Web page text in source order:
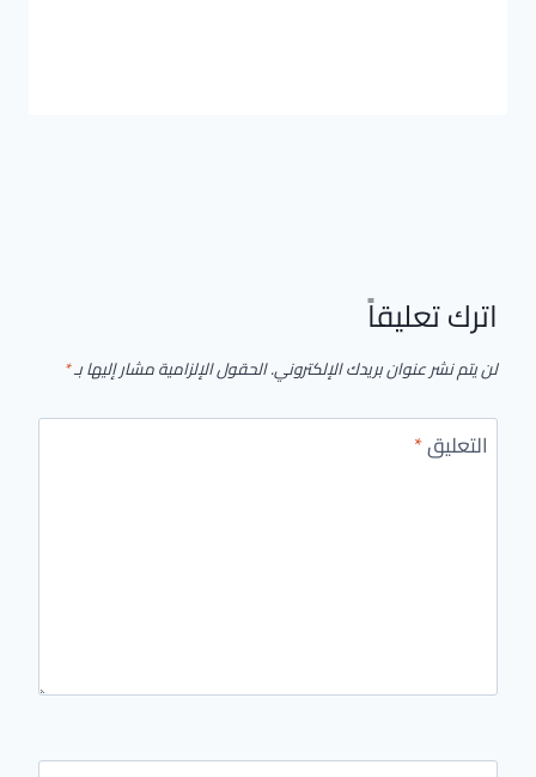
اترك تعليقاً
لن يتم نشر عنوان بريدك الإلكتروني.الحقول الإلزامية مشار إليها بـ*
التعليق*